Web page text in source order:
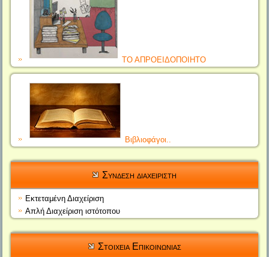
ΤΟ ΑΠΡΟΕΙΔΟΠΟΙΗΤΟ
Βιβλιοφάγοι..
Συνδεση διαχειριστη
Εκτεταμένη Διαχείριση
Απλή Διαχείριση ιστότοπου
Στοιχεια Επικοινωνιας